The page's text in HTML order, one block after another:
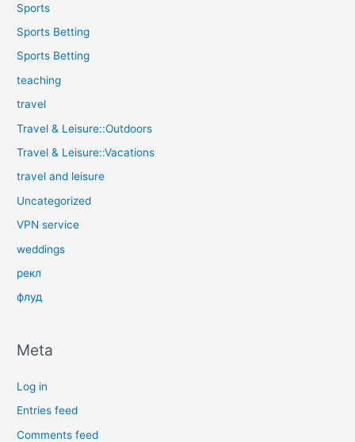
Sports
Sports Betting
Sports Betting
teaching
travel
Travel & Leisure::Outdoors
Travel & Leisure::Vacations
travel and leisure
Uncategorized
VPN service
weddings
рекл
флуд
Meta
Log in
Entries feed
Comments feed